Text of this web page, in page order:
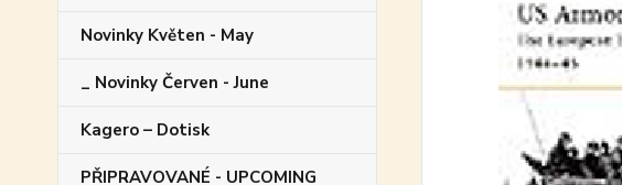
Novinky Květen - May
_ Novinky Červen - June
Kagero – Dotisk
PŘIPRAVOVANÉ - UPCOMING